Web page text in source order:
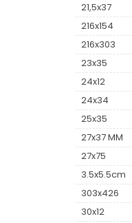
21,5x37
216x154
216x303
23x35
24x12
24x34
25x35
27x37 MM
27x75
3.5x5.5cm
303x426
30x12